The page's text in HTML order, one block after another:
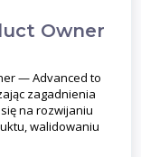
Owner
— Advanced to
zagadnienia
na rozwijaniu
walidowaniu